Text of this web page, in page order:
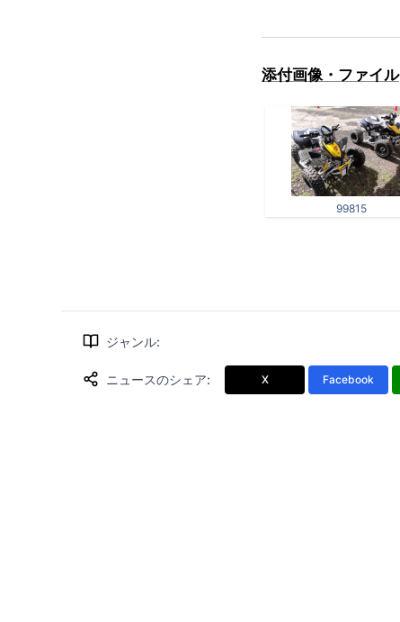
添付画像・ファイル
99815
ジャンル:
ニュースのシェア: X Facebook